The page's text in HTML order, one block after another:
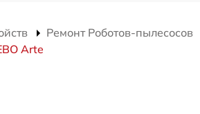
Ремонт Роботов-пылесосов
Arte